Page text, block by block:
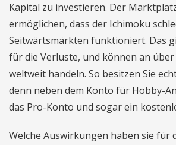
Kapital zu investieren. Der
ermöglichen, dass der Ichimoku
Seitwärtsmärkten funktioniert. Das
für die Verluste, und können an über
weltweit handeln. So besitzen Sie
denn neben dem Konto für Hobby-
das Pro-Konto und sogar ein
Welche Auswirkungen haben sie für